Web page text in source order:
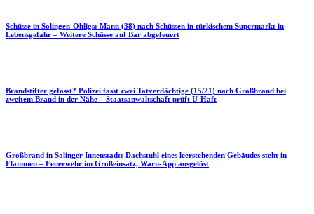
Schüsse in Solingen-Ohligs: Mann (38) nach Schüssen in türkischem Supermarkt in
Lebensgefahr – Weitere Schüsse auf Bar abgefeuert
Brandstifter gefasst? Polizei fasst zwei Tatverdächtige (15/21) nach Großbrand bei
zweitem Brand in der Nähe – Staatsanwaltschaft prüft U-Haft
Großbrand in Solinger Innenstadt: Dachstuhl eines leerstehenden Gebäudes steht in
Flammen – Feuerwehr im Großeinsatz, Warn-App ausgelöst